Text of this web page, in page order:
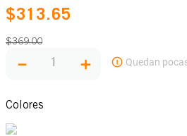
$313.65
$369.00
＋
－
Colores